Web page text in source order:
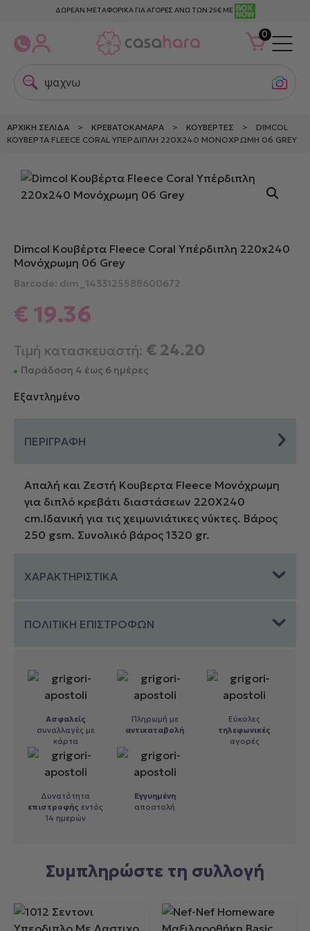
ΔΩΡΕΑΝ ΜΕΤΑΦΟΡΙΚΑ ΓΙΑ ΑΓΟΡΕΣ ΑΝΩ ΤΩΝ 25€ ΜΕ
0
ψαχνω γι
ΑΡΧΙΚΉ ΣΕΛΊΔΑ > ΚΡΕΒΑΤΟΚΆΜΑΡΑ > ΚΟΥΒΈΡΤΕΣ > DIMCOL
ΚΟΥΒΈΡΤΑ FLEECE CORAL ΥΠΈΡΔΙΠΛΗ 220X240 ΜΟΝΌΧΡΩΜΗ 06 GREY
Dimcol Κουβέρτα Fleece Coral Υπέρδιπλη 220x240
Μονόχρωμη 06 Grey
Barcode: dim_1433125588600672
€ 19.36
Τιμή κατασκευαστή: € 24.20
Παράδοση 4 έως 6 ημέρες
Εξαντλημένο
ΠΕΡΙΓΡΑΦΗ
Απαλή και Ζεστή Κουβερτα Fleece Μονόχρωμη
για διπλό κρεβάτι διαστάσεων 220Χ240
cm.Ιδανική για τις χειμωνιάτικες νύκτες. Βάρος
250 gsm. Συνολικό βάρος 1320 gr.
ΧΑΡΑΚΤΗΡΙΣΤΙΚΑ
ΠΟΛΙΤΙΚΗ ΕΠΙΣΤΡΟΦΩΝ
Ασφαλείς
συναλλαγές με
κάρτα
Πληρωμή με
αντικαταβολή
Εύκολες
τηλεφωνικές
αγορές
Δυνατότητα
επιστροφής εντός
14 ημερών
Εγγυημένη
αποστολή
Συμπληρώστε τη συλλογή